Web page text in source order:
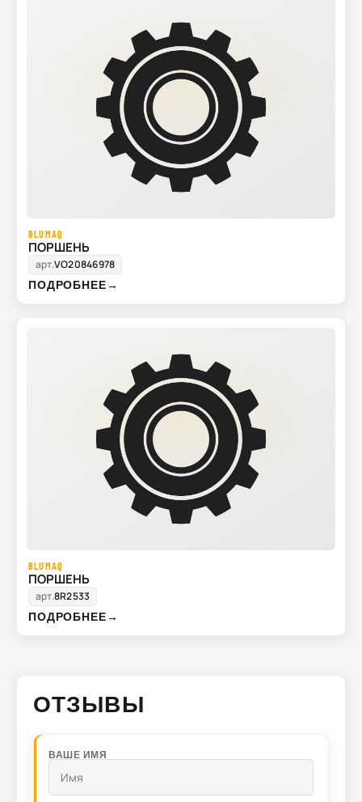
BLUMAQ
ПОРШЕНЬ
арт.VO20846978
ПОДРОБНЕЕ→
BLUMAQ
ПОРШЕНЬ
арт.8R2533
ПОДРОБНЕЕ→
ОТЗЫВЫ
ВАШЕ ИМЯ